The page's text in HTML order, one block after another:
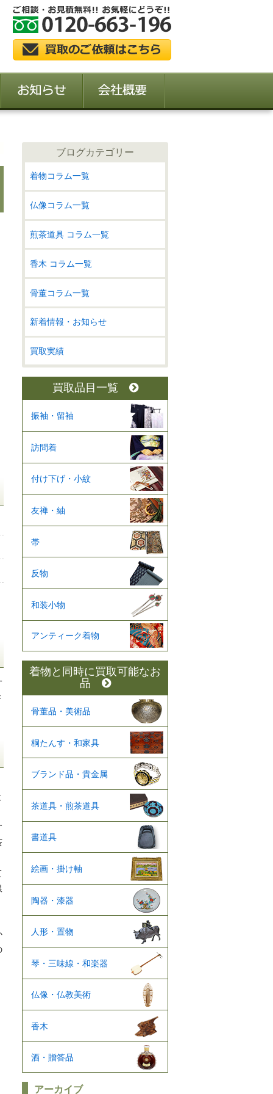
ブログカテゴリー
着物コラム一覧
仏像コラム一覧
煎茶道具 コラム一覧
香木 コラム一覧
骨董コラム一覧
新着情報・お知らせ
買取実績
買取品目一覧
振袖・留袖
訪問着
付け下げ・小紋
友禅・紬
帯
反物
和装小物
アンティーク着物
着物と同時に買取可能なお
品
骨董品・美術品
桐たんす・和家具
ブランド品・貴金属
茶道具・煎茶道具
書道具
絵画・掛け軸
陶器・漆器
人形・置物
琴・三味線・和楽器
仏像・仏教美術
香木
酒・贈答品
アーカイブ